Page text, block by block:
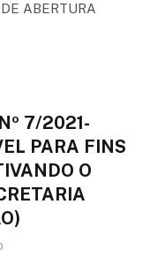
ABERTURA
7/2021-
PARA FINS
O